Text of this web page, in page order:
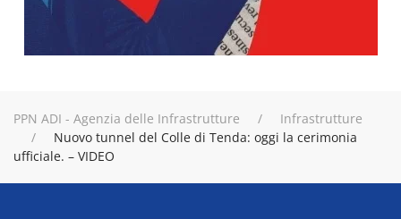
PPN ADI - Agenzia delle Infrastrutture
Infrastrutture
Nuovo tunnel del Colle di Tenda: oggi la cerimonia
ufficiale. – VIDEO